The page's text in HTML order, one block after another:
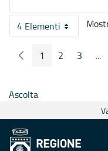
4 ElementiPer pagina
Pagina Precedente
Pagina
1 Pagina
2 Pagina
3 ...
Ascolta